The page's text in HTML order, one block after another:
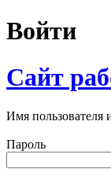
Войти
Сайт
Имя пользователя
Пароль